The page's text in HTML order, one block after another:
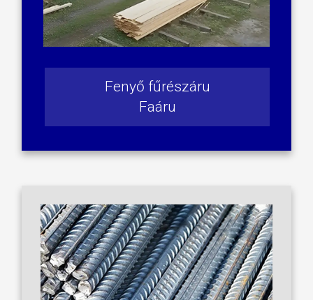
Fenyő fűrészáru
Faáru